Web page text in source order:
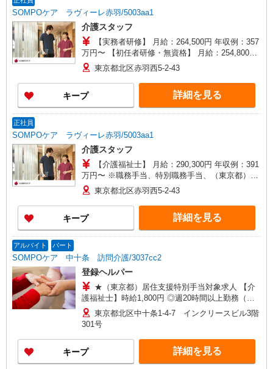
SOMPOケア ラヴィーレ赤羽/5003aa1
介護スタッフ
【実務者研修】 月給：264,500円 年収例：357
万円〜 【初任者研修・無資格】 月給：254,800円
年収例：347万円〜 ※職務手当、（東京都）居住
支援特別手当、日祝手当（月平均2回分）、夜勤手
当（月平均4回分）等、毎月平均的に支払われる手
当を含みます。 ※居住支援特別手当は勤続5年目
までの方はさらに1万円支給（再入社は除く） ◎
間外手当支給（超過1分〜）
東京都北区赤羽西5-2-43
キープ 詳細を見る
正社員
SOMPOケア ラヴィーレ赤羽/5003aa1
介護スタッフ
【介護福祉士】 月給：290,300円 年収例：391
万円〜 ※職務手当、特別職務手当、（東京都）居
住支援特別手当、働きがい向上手当、日祝手当
（月平均2回分）、夜勤手当（月平均4回分）等、
毎月平均的に支払われる手当を含みます。 ※居住
支援特別手当は勤続5年目までの方はさらに1万円
支給（再入社は除く） ◎賞与：基本給2.08ヶ月分/
分〜）
東京都北区赤羽西5-2-43
キープ 詳細を見る
アルバイト パート
SOMPOケア 中十条 訪問介護/3037cc2
登録ヘルパー
★（東京都）居住支援特別手当対象求人 【介
護福祉士】時給1,800円 ◎週20時間以上勤務（社
保加入者）の場合は時給1,850円 ＊早朝夜間（〜8
時、18時〜）：時給2,250円〜 ＊日曜祝日：時給
2,100円〜 【実務者研修・初任者研修（ヘルパー1
級・2級）】時給1,720円 ◎週20時間以上勤務（社
保加入者）の場合は時給1,770円 ＊早朝夜間（〜8
時、18時〜）：時給2,150円〜 ＊日曜祝日：時給
東京都北区中十条1-4-7 インクリースビル3階
301号
キープ 詳細を見る